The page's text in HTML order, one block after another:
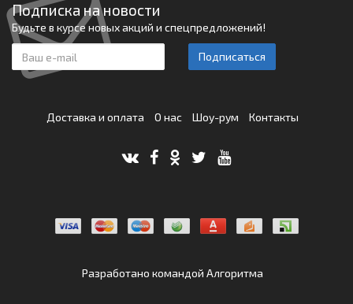
Подписка на новости
Будьте в курсе новых акций и спецпредложений!
Подписаться
Доставка и оплата О нас Шоу-рум Контакты
Разработано командой Алгоритма